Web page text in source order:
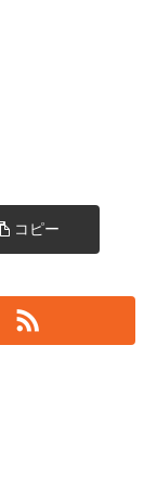
コピー